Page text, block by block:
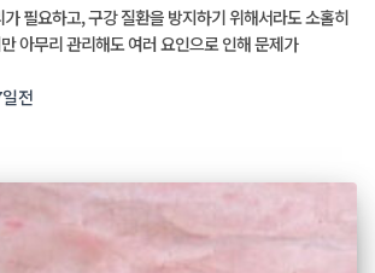
필요하고, 구강 질환을 방지하기 위해서라도 소홀히
아무리 관리해도 여러 요인으로 인해 문제가
전